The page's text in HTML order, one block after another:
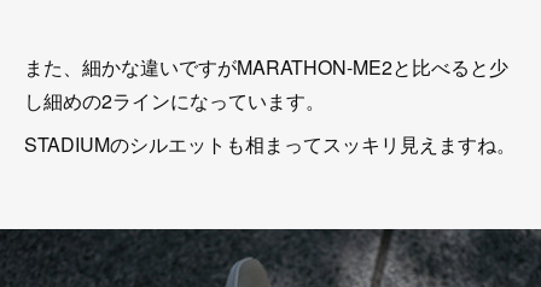
また、細かな違いですがMARATHON-ME2と比べると少
し細めの2ラインになっています。
STADIUMのシルエットも相まってスッキリ見えますね。